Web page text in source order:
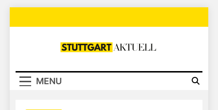
Stuttgart
MENU